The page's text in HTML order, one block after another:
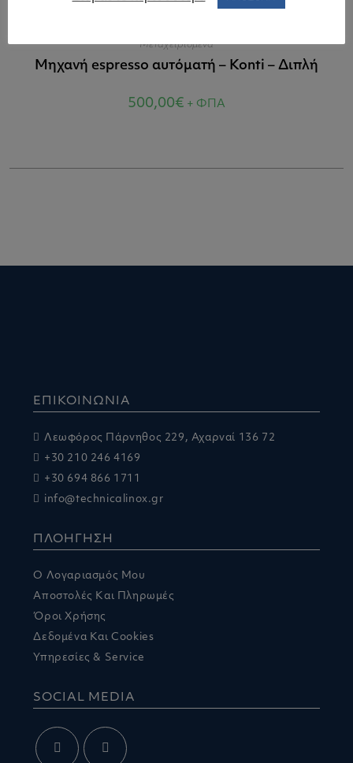
Μεταχειρισμένα
Μηχανή espresso αυτόματή – Konti – Διπλή
500,00€ + ΦΠΑ
ΕΠΙΚΟΙΝΩΝΙΑ
Λεωφόρος Πάρνηθος 229, Αχαρναί 136 72
+30 210 246 4169
+30 694 866 1711
info@technicalinox.gr
ΠΛΟΗΓΗΣΗ
Ο Λογαριασμός Μου
Αποστολές Και Πληρωμές
Όροι Χρήσης
Δεδομένα Και Cookies
Υπηρεσίες & Service
SOCIAL MEDIA